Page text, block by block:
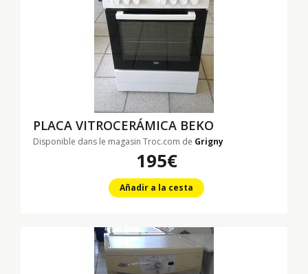
PLACA VITROCERÁMICA BEKO
Disponible dans le magasin Troc.com de Grigny
195€
Añadir a la cesta